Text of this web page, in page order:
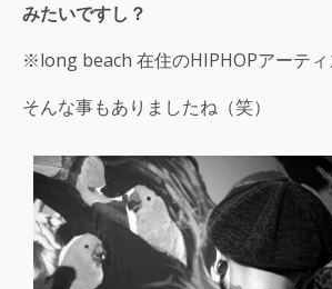
みたいですし？
※long beach 在住のHIPHOPアーティ
そんな事もありましたね（笑）